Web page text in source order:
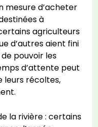
mesure d’acheter
à
agriculteurs
d’autres aient fini
pouvoir les
d’attente peut
leurs récoltes,
la rivière : certains